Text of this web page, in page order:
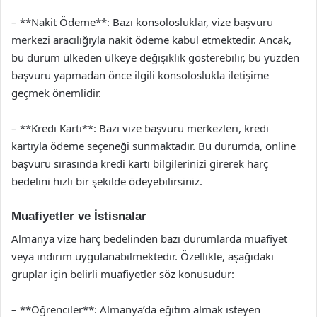
– **Nakit Ödeme**: Bazı konsolosluklar, vize başvuru
merkezi aracılığıyla nakit ödeme kabul etmektedir. Ancak,
bu durum ülkeden ülkeye değişiklik gösterebilir, bu yüzden
başvuru yapmadan önce ilgili konsoloslukla iletişime
geçmek önemlidir.
– **Kredi Kartı**: Bazı vize başvuru merkezleri, kredi
kartıyla ödeme seçeneği sunmaktadır. Bu durumda, online
başvuru sırasında kredi kartı bilgilerinizi girerek harç
bedelini hızlı bir şekilde ödeyebilirsiniz.
Muafiyetler ve İstisnalar
Almanya vize harç bedelinden bazı durumlarda muafiyet
veya indirim uygulanabilmektedir. Özellikle, aşağıdaki
gruplar için belirli muafiyetler söz konusudur:
– **Öğrenciler**: Almanya’da eğitim almak isteyen